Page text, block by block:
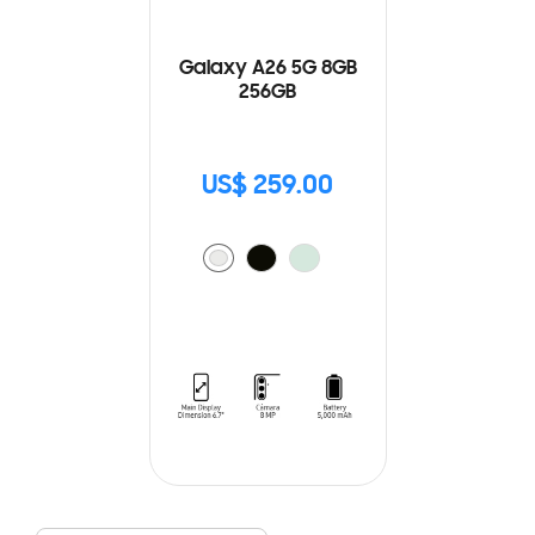
Galaxy A26 5G 8GB
256GB
US$ 259.00